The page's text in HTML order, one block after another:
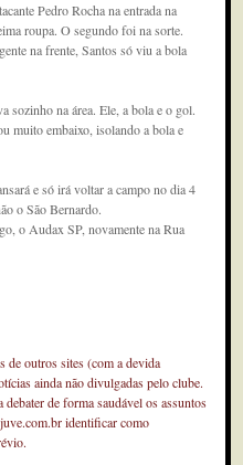
Pedro Rocha na entrada na
roupa. O segundo foi na sorte.
na frente, Santos só viu a bola
sozinho na área. Ele, a bola e o gol.
muito embaixo, isolando a bola e
e só irá voltar a campo no dia 4
o São Bernardo.
o Audax SP, novamente na Rua
de outros sites (com a devida
ainda não divulgadas pelo clube.
de forma saudável os assuntos
identificar como